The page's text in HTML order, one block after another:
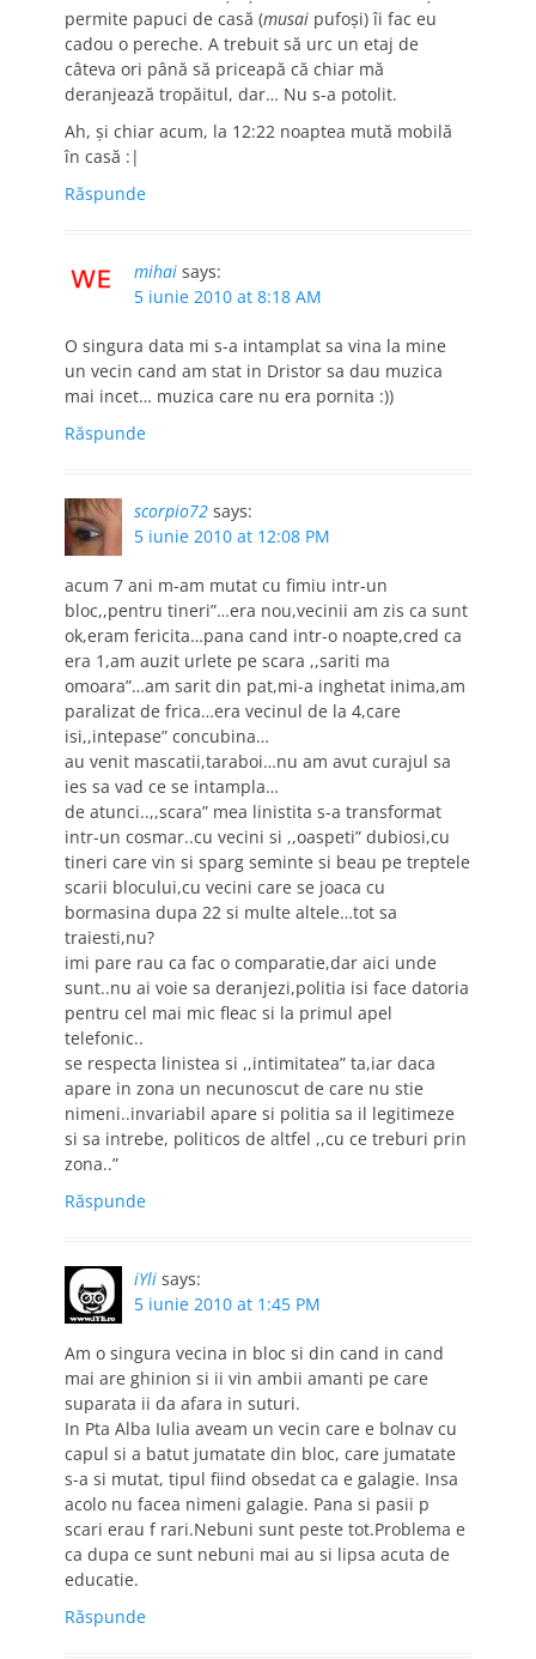
permite papuci de casă (musai pufoși) îi fac eu
cadou o pereche. A trebuit să urc un etaj de
câteva ori până să priceapă că chiar mă
deranjează tropăitul, dar… Nu s-a potolit.
Ah, și chiar acum, la 12:22 noaptea mută mobilă
în casă :|
Răspunde
mihai says:
5 iunie 2010 at 8:18 AM
O singura data mi s-a intamplat sa vina la mine
un vecin cand am stat in Dristor sa dau muzica
mai incet… muzica care nu era pornita :))
Răspunde
scorpio72 says:
5 iunie 2010 at 12:08 PM
acum 7 ani m-am mutat cu fimiu intr-un
bloc,,pentru tineri”…era nou,vecinii am zis ca sunt
ok,eram fericita…pana cand intr-o noapte,cred ca
era 1,am auzit urlete pe scara ,,sariti ma
omoara”…am sarit din pat,mi-a inghetat inima,am
paralizat de frica…era vecinul de la 4,care
isi,,intepase” concubina…
au venit mascatii,taraboi…nu am avut curajul sa
ies sa vad ce se intampla…
de atunci..,,scara” mea linistita s-a transformat
intr-un cosmar..cu vecini si ,,oaspeti” dubiosi,cu
tineri care vin si sparg seminte si beau pe treptele
scarii blocului,cu vecini care se joaca cu
bormasina dupa 22 si multe altele…tot sa
traiesti,nu?
imi pare rau ca fac o comparatie,dar aici unde
sunt..nu ai voie sa deranjezi,politia isi face datoria
pentru cel mai mic fleac si la primul apel
telefonic..
se respecta linistea si ,,intimitatea” ta,iar daca
apare in zona un necunoscut de care nu stie
nimeni..invariabil apare si politia sa il legitimeze
si sa intrebe, politicos de altfel ,,cu ce treburi prin
zona..”
Răspunde
iYli says:
5 iunie 2010 at 1:45 PM
Am o singura vecina in bloc si din cand in cand
mai are ghinion si ii vin ambii amanti pe care
suparata ii da afara in suturi.
In Pta Alba Iulia aveam un vecin care e bolnav cu
capul si a batut jumatate din bloc, care jumatate
s-a si mutat, tipul fiind obsedat ca e galagie. Insa
acolo nu facea nimeni galagie. Pana si pasii p
scari erau f rari.Nebuni sunt peste tot.Problema e
ca dupa ce sunt nebuni mai au si lipsa acuta de
educatie.
Răspunde